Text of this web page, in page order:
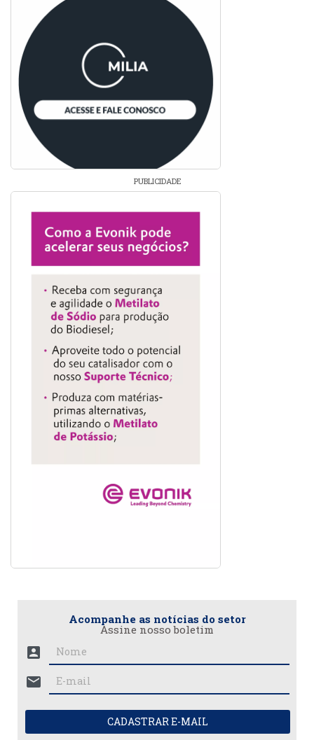
PUBLICIDADE
Acompanhe as notícias do setor
Assine nosso boletim
account_box
mail
CADASTRAR E-MAIL